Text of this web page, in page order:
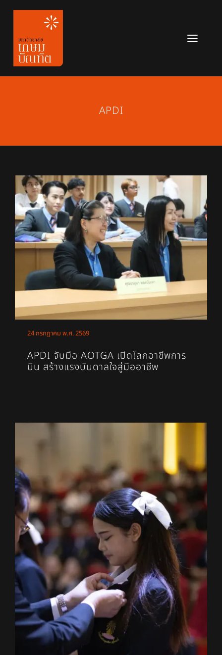
Skip
content
หลักสูตร
สมัครเรียน
APDI
24 กรกฎาคม พ.ศ. 2569
APDI จับมือ AOTGA เปิดโลกอาชีพการ
บิน สร้างแรงบันดาลใจสู่มืออาชีพ